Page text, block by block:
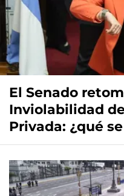
El Senado
Inviolabilidad
Privada: ¿qué